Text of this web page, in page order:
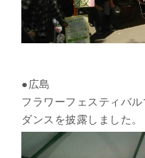
●広島
フラワーフェスティバ
ダンスを披露しました。